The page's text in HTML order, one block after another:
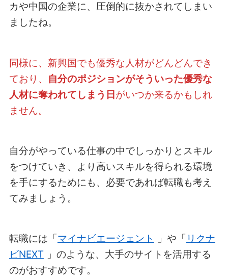
カや中国の企業に、圧倒的に抜かされてしまい
ましたね。
同様に、新興国でも優秀な人材がどんどんでき
ており、 自分のポジションがそういった優秀な
人材に奪われてしまう日がいつか来るかもしれ
ません。
自分がやっている仕事の中でしっかりとスキル
をつけていき、より高いスキルを得られる環境
を手にするためにも、必要であれば転職も考え
てみましょう。
転職には「マイナビエージェント 」や「 リクナ
ビNEXT 」のような、大手のサイトを活用する
のがおすすめです。